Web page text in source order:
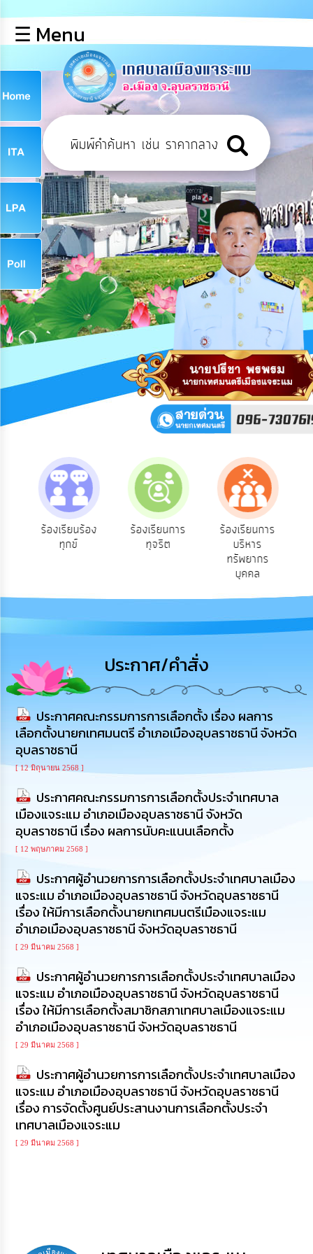
หลัก
ข้อมูล
พื้น
ฐาน
บุคลากร
ข่าว
ประชาสัมพันธ์
การ
เผย
ข้อมูล
สาธารณะ
OIT
การ
ปฏิสัมพันธ์
ฟัง
ความ
แผน
ยุทธศาสตร์/
แผน
พัฒนา
ทรัพยากร
บริหาร
งาน
การ
ส่ง
เสริม
ความ
โปร่งใส
การ
จัด
ซื้อ
จัด
จ้าง
การ
เงิน
การ
คลัง
นโยบาย
No
Gift
Policy
การ
ดำเนิน
เพื่อ
ป้องกัน
การ
ทุจริต
มาตรการ
☰ Menu
ร้องเรียนร้อง
ทุกข์
ร้องเรียนการ
ทุจริต
ร้องเรียนการ
บริหาร
ทรัพยากร
บุคคล
ประกาศ/คำสั่ง
ประกาศคณะกรรมการการเลือกตั้ง เรื่อง ผลการ
เลือกตั้งนายกเทศมนตรี อำเภอเมืองอุบลราชธานี จังหวัด
อุบลราชธานี
[ 12 มิถุนายน 2568 ]
ประกาศคณะกรรมการการเลือกตั้งประจำเทศบาล
เมืองแจระแม อำเภอเมืองอุบลราชธานี จังหวัด
อุบลราชธานี เรื่อง ผลการนับคะแนนเลือกตั้ง
[ 12 พฤษภาคม 2568 ]
ประกาศผู้อำนวยการการเลือกตั้งประจำเทศบาลเมือง
แจระแม อำเภอเมืองอุบลราชธานี จังหวัดอุบลราชธานี
เรื่อง ให้มีการเลือกตั้งนายกเทศมนตรีเมืองแจระแม
อำเภอเมืองอุบลราชธานี จังหวัดอุบลราชธานี
[ 29 มีนาคม 2568 ]
ประกาศผู้อำนวยการการเลือกตั้งประจำเทศบาลเมือง
แจระแม อำเภอเมืองอุบลราชธานี จังหวัดอุบลราชธานี
เรื่อง ให้มีการเลือกตั้งสมาชิกสภาเทศบาลเมืองแจระแม
อำเภอเมืองอุบลราชธานี จังหวัดอุบลราชธานี
[ 29 มีนาคม 2568 ]
ประกาศผู้อำนวยการการเลือกตั้งประจำเทศบาลเมือง
แจระแม อำเภอเมืองอุบลราชธานี จังหวัดอุบลราชธานี
เรื่อง การจัดตั้งศูนย์ประสานงานการเลือกตั้งประจำ
เทศบาลเมืองแจระแม
[ 29 มีนาคม 2568 ]